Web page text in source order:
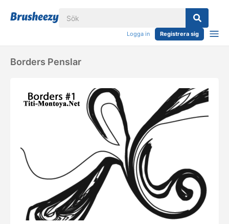
Logga in Registrera sig
Borders Penslar